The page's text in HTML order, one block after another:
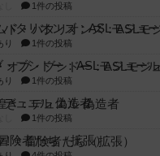
1件の投稿
ド・バタリオンズ：ASLモ
り 1件の投稿
オブ・ブシドー：ASLモジ
り 1件の投稿
き：デュエル 偽造者
1件の投稿
! ：冒険者たち（拡張）